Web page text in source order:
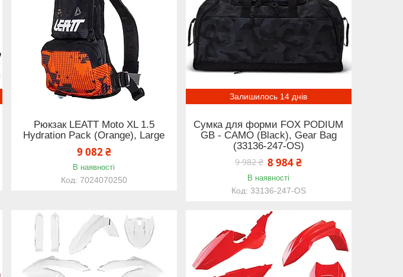
Рюкзак LEATT Moto XL 1.5
Hydration Pack (Orange), Large
9 082 ₴
В наявності
7024070250
Залишилось 14 днів
Сумка для форми FOX PODIUM
GB - CAMO (Black), Gear Bag
(33136-247-OS)
9 982 ₴ 8 984 ₴
В наявності
33136-247-OS